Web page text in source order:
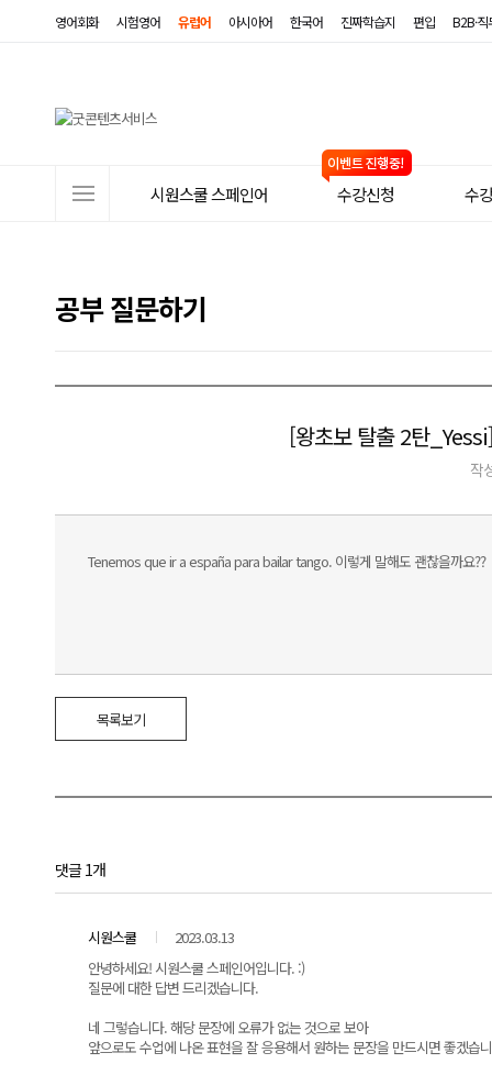
영어회화 시험영어 유럽어 아시아어 한국어 진짜학습지 편입 B2B·
뉴
시원스쿨 스페인어 수강신청 수
공부 질문하기
[왕초보 탈출 2탄
작
Tenemos que ir a españa para bailar tango. 이렇게 말해도 괜찮을까요??
목록보기
댓글 1개
시원스쿨
2023.03.13
안녕하세요! 시원스쿨 스페인어입니다. :)
질문에 대한 답변 드리겠습니다.
네 그렇습니다. 해당 문장에 오류가 없는 것으로 보아
앞으로도 수업에 나온 표현을 잘 응용해서 원하는 문장을 만드시면 좋겠습